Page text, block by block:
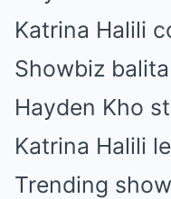
Katrina Halili
Showbiz
Hayden Kho
Katrina Halili
Trending